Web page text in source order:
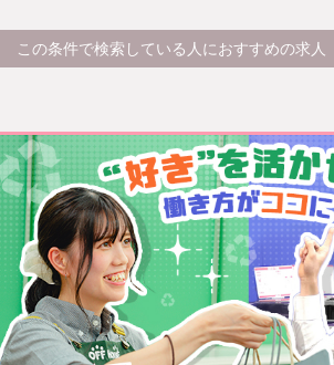
この条件で検索している人におすすめの求人